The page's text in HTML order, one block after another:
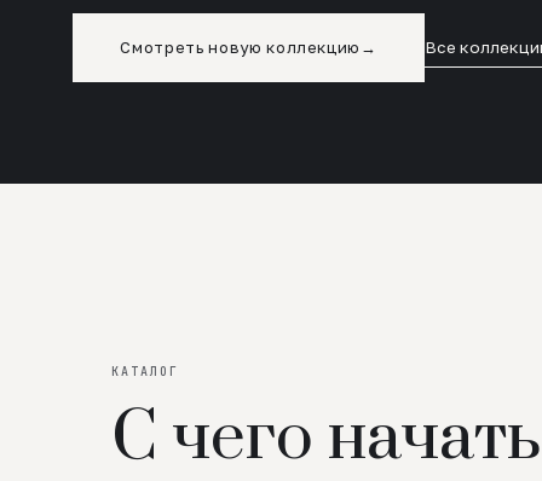
Смотреть новую коллекцию → Все
КАТАЛОГ
С чего начать